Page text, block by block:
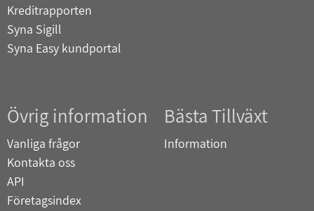
Kreditrapporten
Syna Sigill
Syna Easy kundportal
Övrig information
Vanliga frågor
Kontakta oss
API
Företagsindex
Bästa Tillväxt
Information